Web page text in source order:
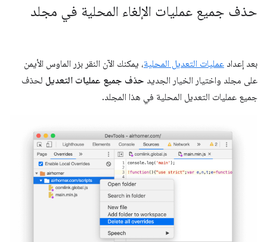
حذف جميع عمليات الإلغاء المحلية في مجلد
بعد إعداد عمليات التعديل المحلية، يمكنك الآن النقر بزر الماوس الأيمن
على مجلد واختيار الخيار الجديد حذف جميع عمليات التعديل لحذف
جميع عمليات التعديل المحلية في هذا المجلد.